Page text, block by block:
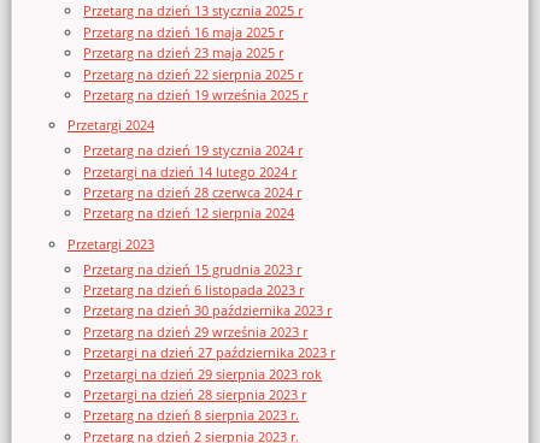
Przetarg na dzień 13 stycznia 2025 r
Przetarg na dzień 16 maja 2025 r
Przetarg na dzień 23 maja 2025 r
Przetarg na dzień 22 sierpnia 2025 r
Przetarg na dzień 19 września 2025 r
Przetargi 2024
Przetarg na dzień 19 stycznia 2024 r
Przetargi na dzień 14 lutego 2024 r
Przetarg na dzień 28 czerwca 2024 r
Przetarg na dzień 12 sierpnia 2024
Przetargi 2023
Przetarg na dzień 15 grudnia 2023 r
Przetarg na dzień 6 listopada 2023 r
Przetarg na dzień 30 października 2023 r
Przetarg na dzień 29 września 2023 r
Przetargi na dzień 27 października 2023 r
Przetargi na dzień 29 sierpnia 2023 rok
Przetargi na dzień 28 sierpnia 2023 r
Przetarg na dzień 8 sierpnia 2023 r.
Przetarg na dzień 2 sierpnia 2023 r.